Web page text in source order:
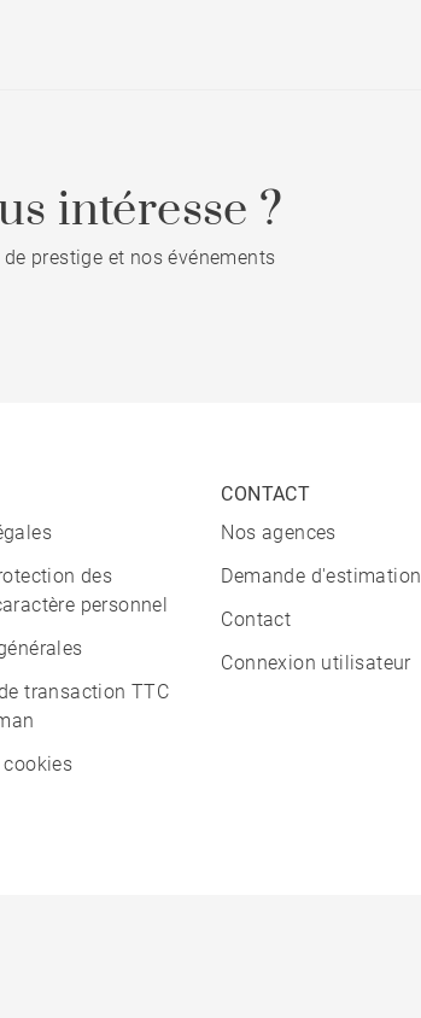
intéresse ?
prestige et nos événements
des
personnel
transaction TTC
cookies
CONTACT
Nos agences
Demande d'estimation
Contact
Connexion utilisateur